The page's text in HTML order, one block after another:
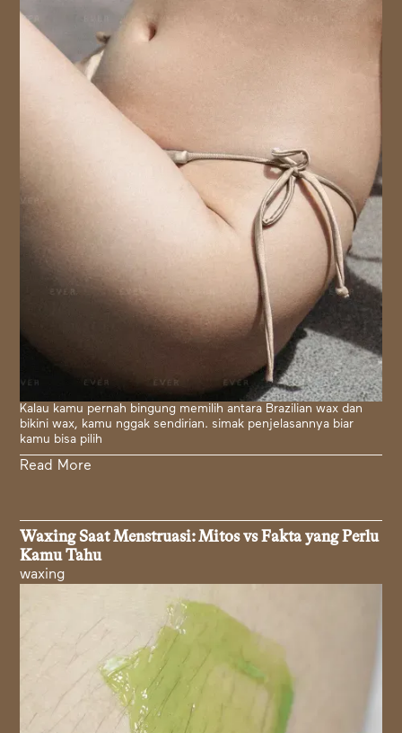
Kalau kamu pernah bingung memilih antara Brazilian wax dan
bikini wax, kamu nggak sendirian. simak penjelasannya biar
kamu bisa pilih
Read More
Waxing Saat Menstruasi: Mitos vs Fakta yang Perlu
Kamu Tahu
waxing